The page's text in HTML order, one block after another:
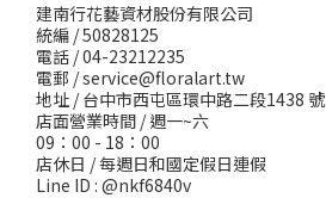
建南行花藝資材股份有限公司
統編 / 50828125
電話 / 04-23212235
電郵 /service@floralart.tw
地址 / 台中市西屯區環中路二段1438 號
店面營業時間 / 週一~六
09：00 - 18：00
店休日 / 每週日和國定假日連假
Line ID : @nkf6840v